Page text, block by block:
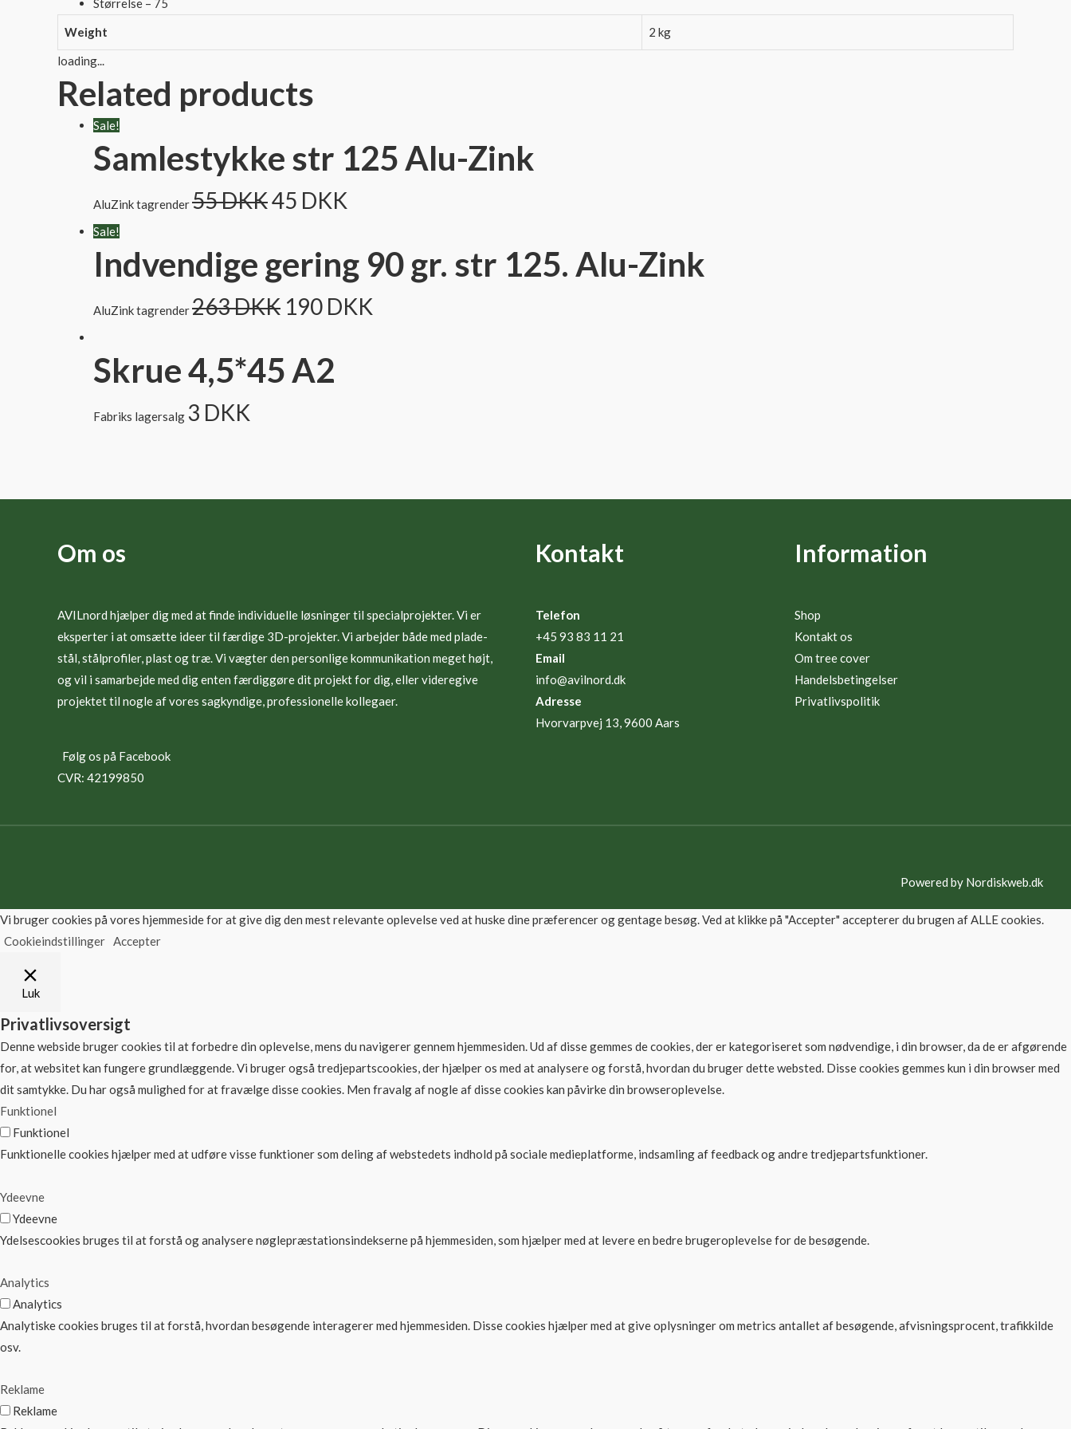
Størrelse – 75
Weight
2 kg
loading...
Related products
Sale!
Samlestykke str 125 Alu-Zink
AluZink tagrender55DKK45 DKK
Sale!
Indvendige gering 90 gr. str 125. Alu-Zink
AluZink tagrender263DKK 190 DKK
Skrue 4,5*45 A2
Fabriks lagersalg 3 DKK
Om os
AVILnord hjælper dig med at finde individuelle løsninger til specialprojekter. Vi er
eksperter i at omsætte ideer til færdige 3D-projekter. Vi arbejder både med plade-
stål, stålprofiler, plast og træ. Vi vægter den personlige kommunikation meget højt,
og vil i samarbejde med dig enten færdiggøre dit projekt for dig, eller videregive
projektet til nogle af vores sagkyndige, professionelle kollegaer.
Følg os på Facebook
CVR: 42199850
Kontakt
Telefon
+45 93 83 11 21
Email
info@avilnord.dk
Adresse
Hvorvarpvej 13, 9600 Aars
Information
Shop
Kontakt os
Om tree cover
Handelsbetingelser
Privatlivspolitik
Powered by Nordiskweb.dk
Vi bruger cookies på vores hjemmeside for at give dig den mest relevante oplevelse ved at huske dine præferencer og gentage besøg. Ved at klikke på "Accepter" accepterer du brugen af ALLE cookies.
Cookieindstillinger Accepter
Luk
Privatlivsoversigt
Denne webside bruger cookies til at forbedre din oplevelse, mens du navigerer gennem hjemmesiden. Ud af disse gemmes de cookies, der er kategoriseret som nødvendige, i din browser, da de er afgørende
for, at websitet kan fungere grundlæggende. Vi bruger også tredjepartscookies, der hjælper os med at analysere og forstå, hvordan du bruger dette websted. Disse cookies gemmes kun i din browser med
dit samtykke. Du har også mulighed for at fravælge disse cookies. Men fravalg af nogle af disse cookies kan påvirke din browseroplevelse.
Funktionel
Funktionel
Funktionelle cookies hjælper med at udføre visse funktioner som deling af webstedets indhold på sociale medieplatforme, indsamling af feedback og andre tredjepartsfunktioner.
Ydeevne
Ydeevne
Ydelsescookies bruges til at forstå og analysere nøglepræstationsindekserne på hjemmesiden, som hjælper med at levere en bedre brugeroplevelse for de besøgende.
Analytics
Analytics
Analytiske cookies bruges til at forstå, hvordan besøgende interagerer med hjemmesiden. Disse cookies hjælper med at give oplysninger om metrics antallet af besøgende, afvisningsprocent, trafikkilde
osv.
Reklame
Reklame